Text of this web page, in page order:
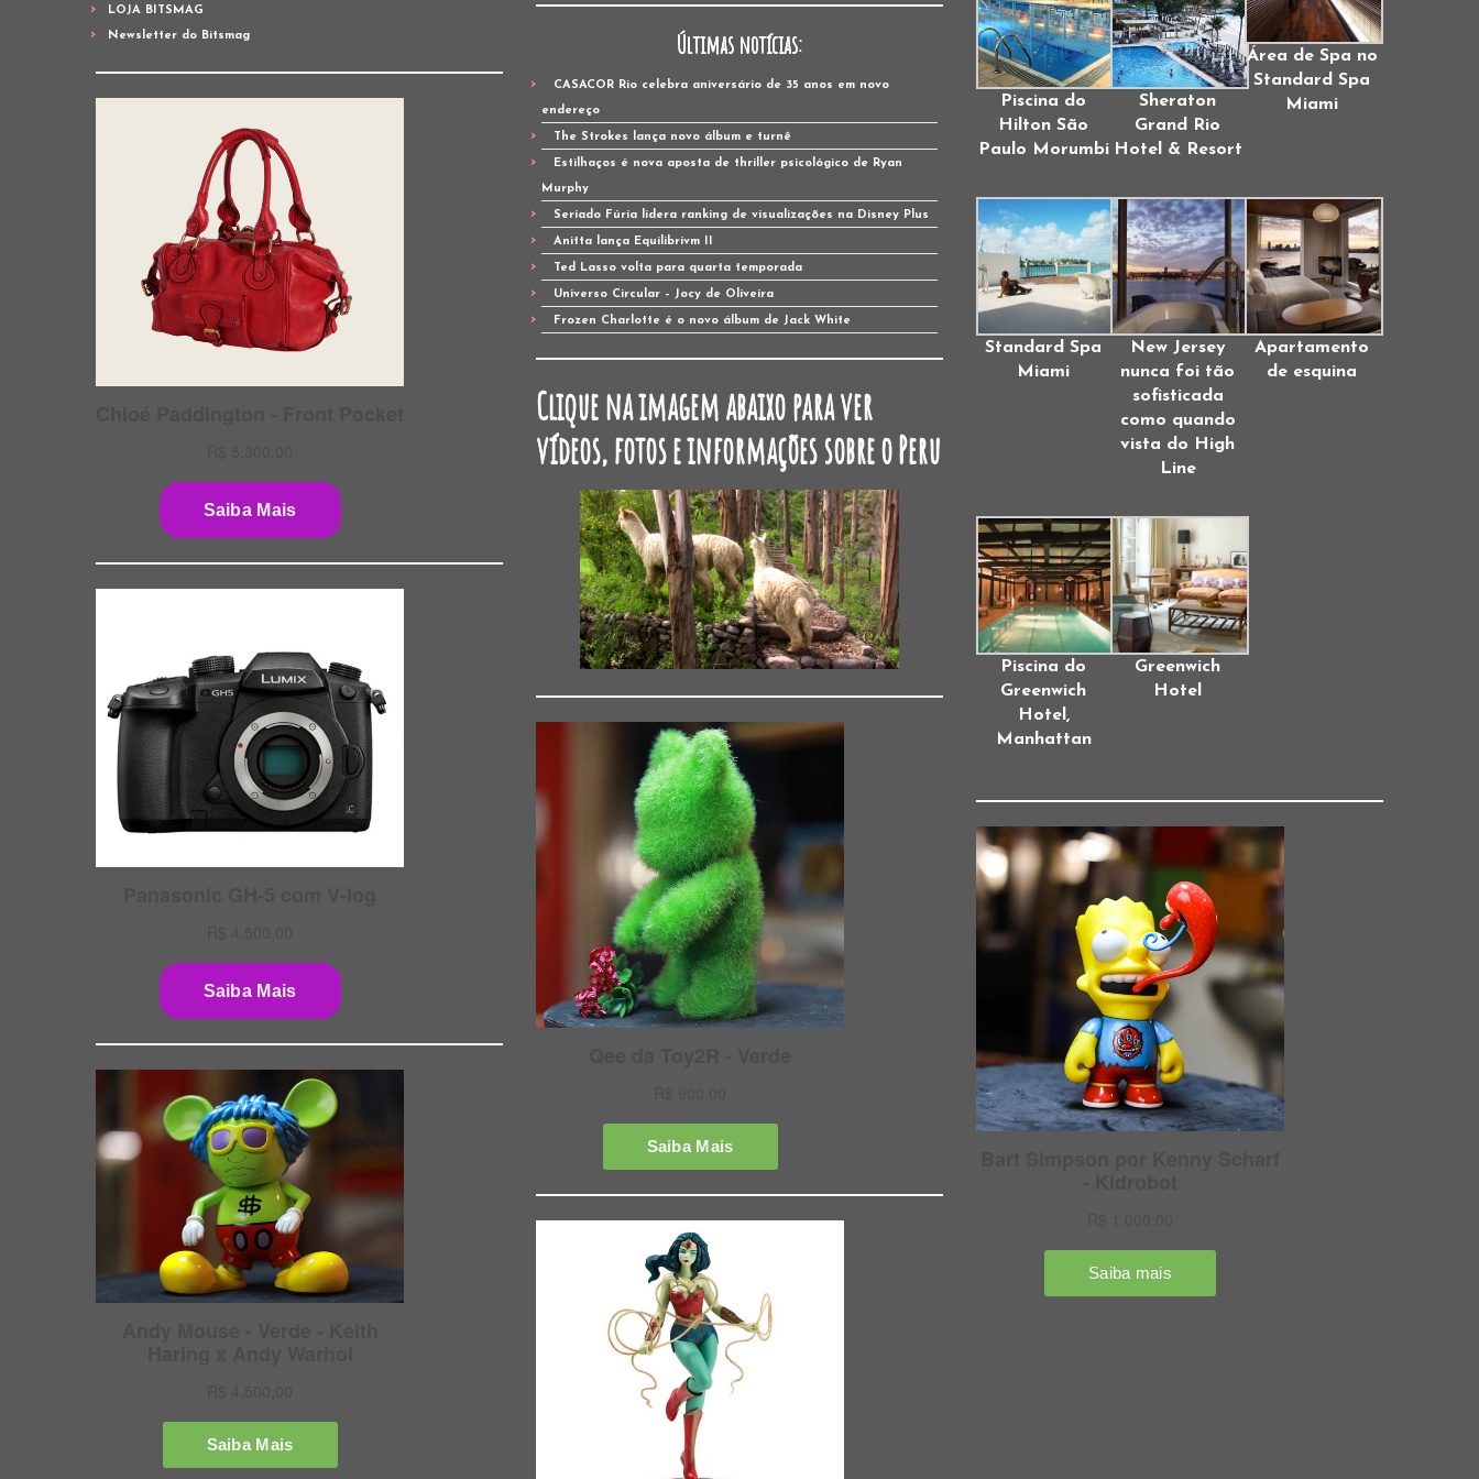
LOJA BITSMAG
Newsletter do Bitsmag Últimas notícias:
CASACOR Rio celebra aniversário de 35 anos em novo
endereço
The Strokes lança novo álbum e turnê
Estilhaços é nova aposta de thriller psicológico de Ryan
Murphy
Seriado Fúria lidera ranking de visualizações na Disney Plus
Anitta lança Equilibrivm II
Ted Lasso volta para quarta temporada
Universo Circular – Jocy de Oliveira
Frozen Charlotte é o novo álbum de Jack White
Clique na imagem abaixo para ver
vídeos, fotos e informações sobre o Peru
Piscina do
Hilton São
Paulo Morumbi
Sheraton
Grand Rio
Hotel & Resort
Área de Spa no
Standard Spa
Miami
Standard Spa
Miami
New Jersey
nunca foi tão
sofisticada
como quando
vista do High
Line
Apartamento
de esquina
Piscina do
Greenwich
Hotel,
Manhattan
Greenwich
Hotel